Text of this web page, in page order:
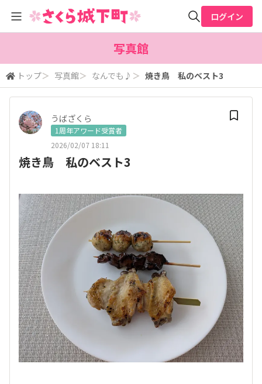
検索
ログイン
写真館
トップ＞ 写真館＞ なんでも♪ ＞ 焼き鳥 私のベスト3
うばざくら
1周年アワード受賞者
2026/02/07 18:11
焼き鳥 私のベスト3